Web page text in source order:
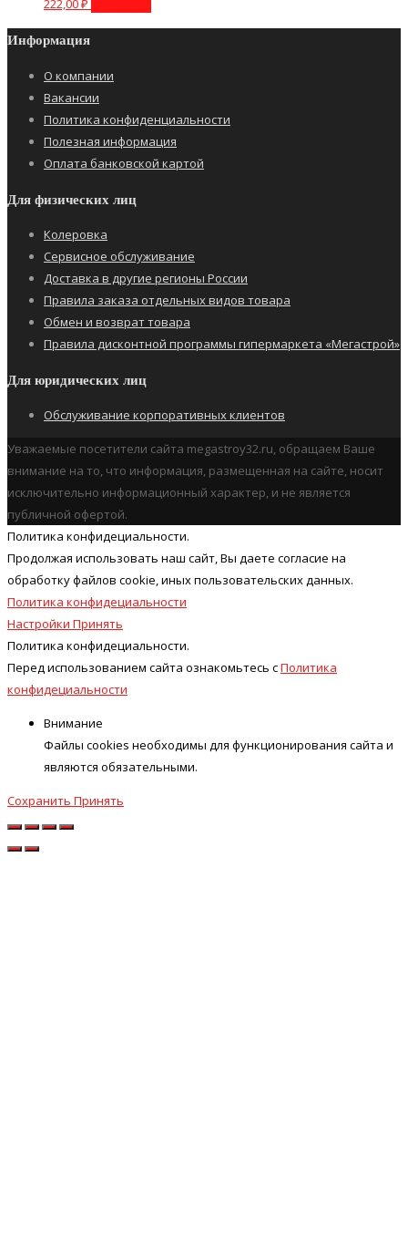
222,00₽
Информация
О компании
Вакансии
Политика конфиденциальности
Полезная информация
Оплата банковской картой
Для физических лиц
Колеровка
Сервисное обслуживание
Доставка в другие регионы России
Правила заказа отдельных видов товара
Обмен и возврат товара
Правила дисконтной программы гипермаркета «Мегастрой»
Для юридических лиц
Обслуживание корпоративных клиентов
Уважаемые посетители сайта megastroy32.ru, обращаем Ваше
внимание на то, что информация, размещенная на сайте, носит
исключительно информационный характер, и не является
публичной офертой.
Политика конфидециальности.
Продолжая использовать наш cайт, Вы даете согласие на
обработку файлов cookie, иных пользовательских данных.
Политика конфидециальности
Настройки Принять
Политика конфидециальности.
Перед использованием сайта ознакомьтесь сПолитика
конфидециальности
Внимание
Файлы cookies необходимы для функционирования сайта и
являются обязательными.
Сохранить Принять